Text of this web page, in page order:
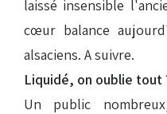
laissé insensible
cœur balance
alsaciens. A suivre.
Liquidé, on oublie tout
Un public